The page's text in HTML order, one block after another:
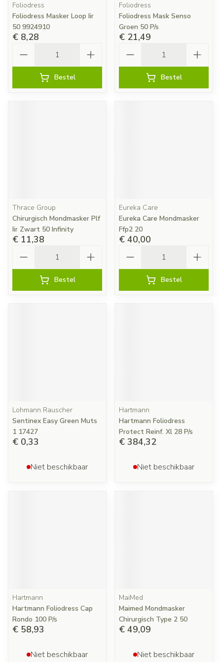
Foliodress
Foliodress Masker Loop Iir
50 9924910
€ 8,28
Bestel
Foliodress
Foliodress Mask Senso
Groen 50 P/s
€ 21,49
Bestel
Thrace Group
Chirurgisch Mondmasker Plf
Iir Zwart 50 Infinity
€ 11,38
Bestel
Eureka Care
Eureka Care Mondmasker
Ffp2 20
€ 40,00
Bestel
Lohmann Rauscher
Sentinex Easy Green Muts
1 17427
€ 0,33
Niet beschikbaar
Hartmann
Hartmann Foliodress
Protect Reinf. Xl 28 P/s
€ 384,32
Niet beschikbaar
Hartmann
Hartmann Foliodress Cap
Rondo 100 P/s
€ 58,93
Niet beschikbaar
MaiMed
Maimed Mondmasker
Chirurgisch Type 2 50
€ 49,09
Niet beschikbaar